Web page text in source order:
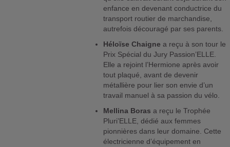
enfance en devenant conductrice du
transport routier de marchandise,
autrefois découragé par ses parents.
Héloïse Chaigne a reçu à son tour le
Prix Spécial du Jury Passion’ELLE.
Elle a rejoint l’Hermione après avoir
tout plaqué, avant de devenir
métallière pour lier son envie d’un
travail manuel à sa passion du vélo.
Mellina Boras a reçu le Trophée
Pluri’ELLE, dédié aux femmes
pionnières dans leur domaine. Cette
électricienne d’équipement en